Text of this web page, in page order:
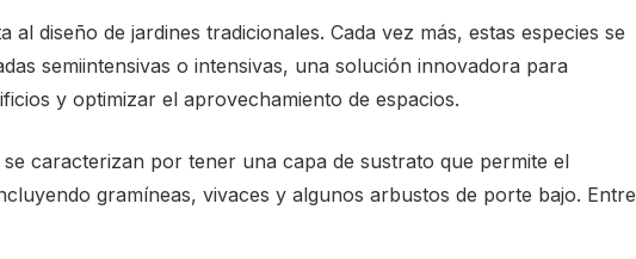
al diseño de jardines tradicionales. Cada vez más, estas especies se
semiintensivas o intensivas, una solución innovadora para
y optimizar el aprovechamiento de espacios.
caracterizan por tener una capa de sustrato que permite el
gramíneas, vivaces y algunos arbustos de porte bajo. Entre